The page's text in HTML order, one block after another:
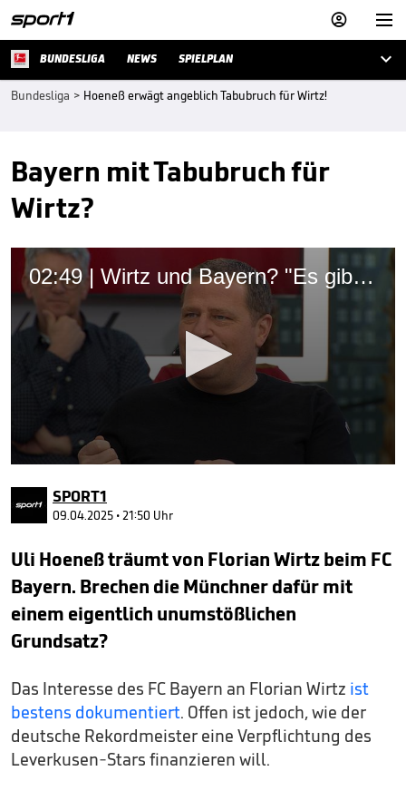


BUNDESLIGA NEWS SPIELPLAN 
Bundesliga > Hoeneß erwägt angeblich Tabubruch für Wirtz!
Bayern mit Tabubruch für
Wirtz?
02:49 | Wirtz und Bayern? "Es gibt Fragen, finanzielle Fragen"
seconds
of
minutes,
seconds
SPORT1
09.04.2025 • 21:50 Uhr
Uli Hoeneß träumt von Florian Wirtz beim FC
Bayern. Brechen die Münchner dafür mit
einem eigentlich unumstößlichen
Grundsatz?
Das Interesse des FC Bayern an Florian Wirtz ist
bestens dokumentiert. Offen ist jedoch, wie der
deutsche Rekordmeister eine Verpflichtung des
Leverkusen-Stars finanzieren will.